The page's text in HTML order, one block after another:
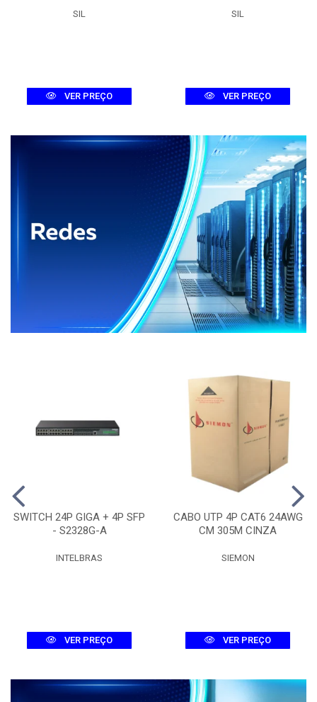
SIL
VER PREÇO
SIL
VER PREÇO
SWITCH 24P GIGA + 4P SFP
- S2328G-A
INTELBRAS
VER PREÇO
CABO UTP 4P CAT6 24AWG
CM 305M CINZA
SIEMON
VER PREÇO